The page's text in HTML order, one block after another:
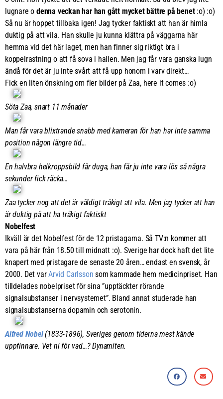
lugnare o denna veckan har han gått mycket bättre på benet:o) :o)
Så nu är hoppet tillbaka igen! Jag tycker faktiskt att han är himla
duktig på att vila. Han skulle ju kunna klättra på väggarna här
hemma vid det här laget, men han finner sig riktigt bra i
koppelrastning o att få sova i hallen. Men jag får vara ganska lugn
ändå för det är ju inte svårt att få upp honom i varv direkt…
Fick en liten önskning om fler bilder på Zaa, here it comes :o)
Söta Zaa, snart 11 månader
Man får vara blixtrande snabb med kameran för han har inte samma
position någon längre tid…
En halvbra helkroppsbild får duga, han får ju inte vara lös så några
sekunder fick räcka…
Zaa tycker nog att det är väldigt tråkigt att vila. Men jag tycker att han
är duktig på att ha tråkigt faktiskt
Nobelfest
Ikväll är det Nobelfest för de 12 pristagarna. Så TV:n kommer att
vara på här från 18.50 till midnatt :o). Sverige har dock haft det lite
knapert med pristagare de senaste 20 åren… endast en svensk, år
2000. Det varArvid Carlsson som kammade hem medicinpriset. Han
tilldelades nobelpriset för sina ”upptäckter rörande
signalsubstanser i nervsystemet”. Bland annat studerade han
signalsubstanserna dopamin och serotonin.
Alfred Nobel(1833-1896), Sveriges genom tiderna mest kände
uppfinnare. Vet ni för vad…? Dynamiten.